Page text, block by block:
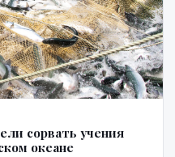
сорвать учения
океане